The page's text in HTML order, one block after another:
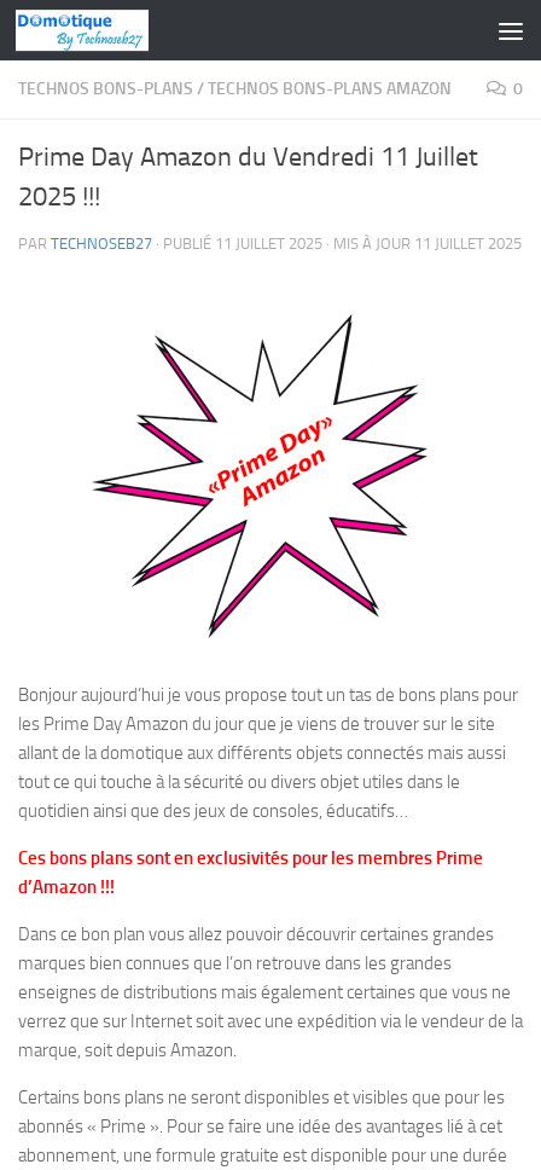
Skip to content
TECHNOS BONS-PLANS /TECHNOS BONS-PLANS AMAZON 0
Prime Day Amazon du Vendredi 11 Juillet
2025 !!!
PAR TECHNOSEB27 · PUBLIÉ 11 JUILLET 2025 · MIS À JOUR 11 JUILLET 2025
Bonjour aujourd’hui je vous propose tout un tas de bons plans pour
les Prime Day Amazon du jour que je viens de trouver sur le site
allant de la domotique aux différents objets connectés mais aussi
tout ce qui touche à la sécurité ou divers objet utiles dans le
quotidien ainsi que des jeux de consoles, éducatifs…
Ces bons plans sont en exclusivités pour les membres Prime
d’Amazon !!!
Dans ce bon plan vous allez pouvoir découvrir certaines grandes
marques bien connues que l’on retrouve dans les grandes
enseignes de distributions mais également certaines que vous ne
verrez que sur Internet soit avec une expédition via le vendeur de la
marque, soit depuis Amazon.
Certains bons plans ne seront disponibles et visibles que pour les
abonnés « Prime ». Pour se faire une idée des avantages lié à cet
abonnement, une formule gratuite est disponible pour une durée